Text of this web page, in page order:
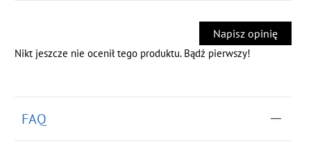
Napisz opinię
Nikt jeszcze nie ocenił tego produktu. Bądź pierwszy!
FAQ